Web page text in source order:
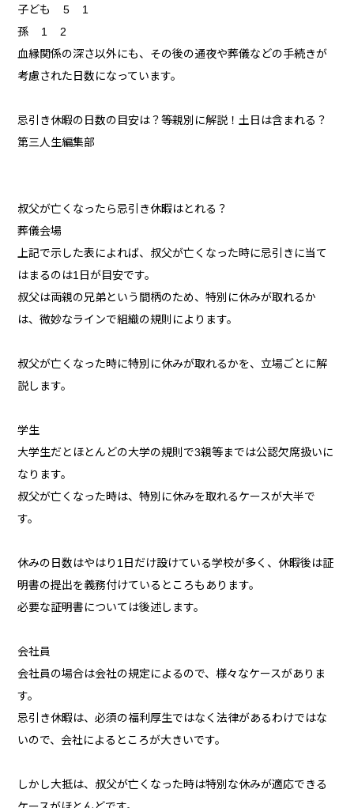
子ども 5 1
孫 1 2
血縁関係の深さ以外にも、その後の通夜や葬儀などの手続きが
考慮された日数になっています。
忌引き休暇の日数の目安は？等親別に解説！土日は含まれる？
第三人生編集部
叔父が亡くなったら忌引き休暇はとれる？
葬儀会場
上記で示した表によれば、叔父が亡くなった時に忌引きに当て
はまるのは1日が目安です。
叔父は両親の兄弟という間柄のため、特別に休みが取れるか
は、微妙なラインで組織の規則によります。
叔父が亡くなった時に特別に休みが取れるかを、立場ごとに解
説します。
学生
大学生だとほとんどの大学の規則で3親等までは公認欠席扱いに
なります。
叔父が亡くなった時は、特別に休みを取れるケースが大半で
す。
休みの日数はやはり1日だけ設けている学校が多く、休暇後は証
明書の提出を義務付けているところもあります。
必要な証明書については後述します。
会社員
会社員の場合は会社の規定によるので、様々なケースがありま
す。
忌引き休暇は、必須の福利厚生ではなく法律があるわけではな
いので、会社によるところが大きいです。
しかし大抵は、叔父が亡くなった時は特別な休みが適応できる